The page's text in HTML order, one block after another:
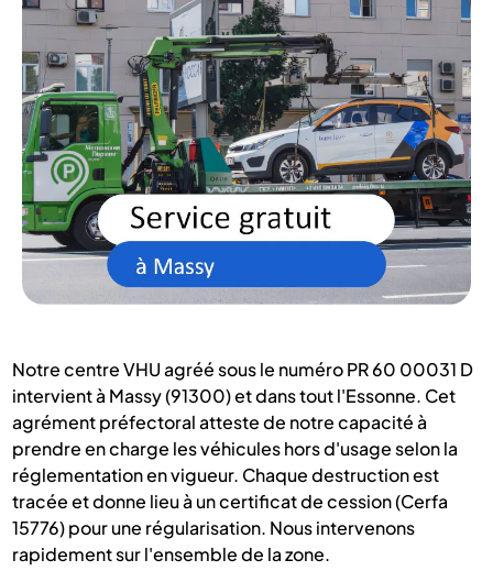
Notre centre VHU agréé sous le numéro PR 60 00031 D
intervient à Massy (91300) et dans tout l'Essonne. Cet
agrément préfectoral atteste de notre capacité à
prendre en charge les véhicules hors d'usage selon la
réglementation en vigueur. Chaque destruction est
tracée et donne lieu à un certificat de cession (Cerfa
15776) pour une régularisation. Nous intervenons
rapidement sur l'ensemble de la zone.